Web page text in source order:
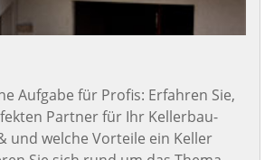
Aufgabe für Profis: Erfahren Sie,
Partner für Ihr Kellerbau-
und welche Vorteile ein Keller